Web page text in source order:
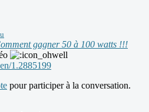
gagner 50 à 100 watts !!!
1.2885199
pour participer à la conversation.